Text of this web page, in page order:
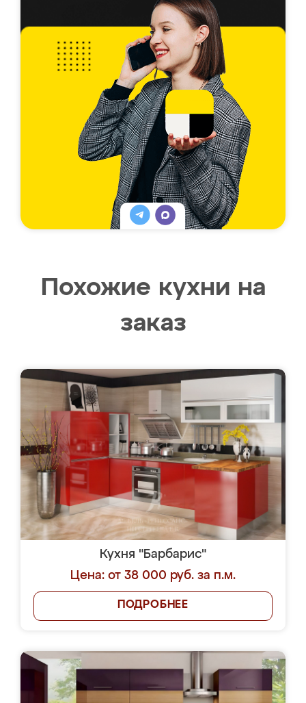
Похожие кухни на
заказ
Кухня "Барбарис"
Цена: от 38 000 руб. за п.м.
ПОДРОБНЕЕ